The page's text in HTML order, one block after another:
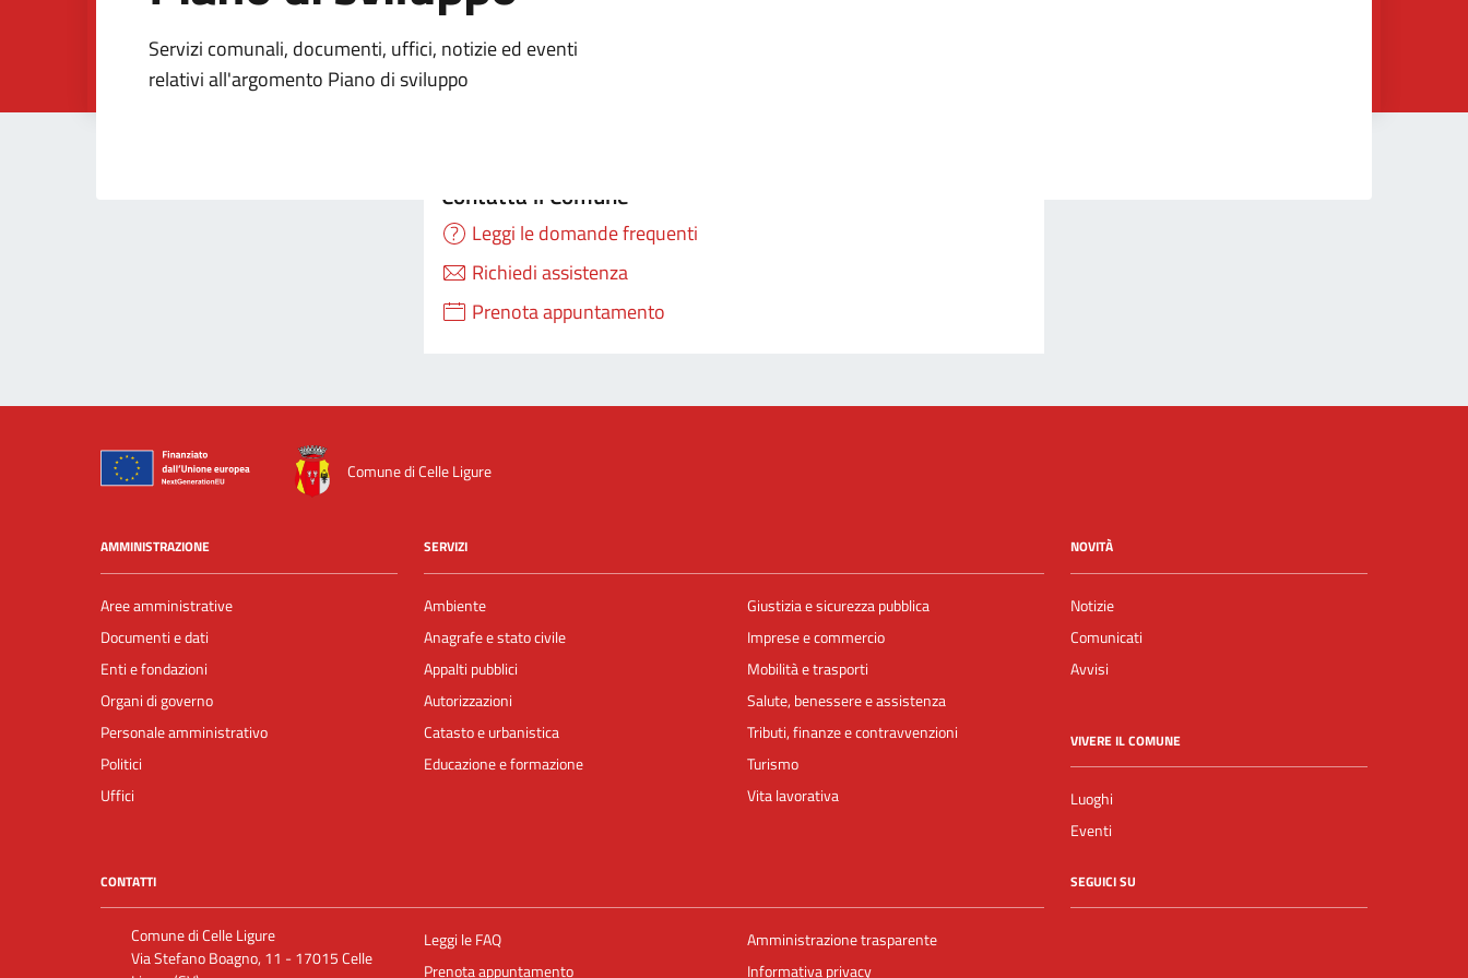
Dettagli della Notizia
Servizi comunali, documenti, uffici, notizie ed eventi
relativi all'argomento Piano di sviluppo
Contatta il Comune
Leggi le domande frequenti
Richiedi assistenza
Prenota appuntamento
Comune di Celle Ligure
AMMINISTRAZIONE
Aree amministrative
Documenti e dati
Enti e fondazioni
Organi di governo
Personale amministrativo
Politici
Uffici
SERVIZI
Ambiente
Anagrafe e stato civile
Appalti pubblici
Autorizzazioni
Catasto e urbanistica
Educazione e formazione
Giustizia e sicurezza pubblica
Imprese e commercio
Mobilità e trasporti
Salute, benessere e assistenza
Tributi, finanze e contravvenzioni
Turismo
Vita lavorativa
NOVITÀ
Notizie
Comunicati
Avvisi
VIVERE IL COMUNE
Luoghi
Eventi
CONTATTI
Comune di Celle Ligure
Via Stefano Boagno, 11 - 17015 Celle
Leggi le FAQ
Prenota appuntamento
Amministrazione trasparente
Informativa privacy
SEGUICI SU